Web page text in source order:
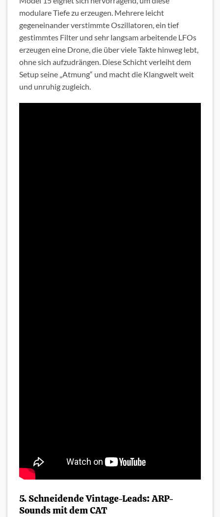
modulare Tiefe zu erzeugen. Mehrere leicht
gegeneinander verstimmte Oszillatoren, ein tief
gestimmtes Filter und sehr langsam arbeitende LFOs
erzeugen eine Drone, die über viele Takte hinweg lebt,
ohne sich aufzudrängen. Diese Schicht verleiht dem
Setup seine „Atmung“ und macht die Klangwelt weit
und unruhig zugleich.
5. Schneidende Vintage-Leads: ARP-
Sounds mit dem CAT